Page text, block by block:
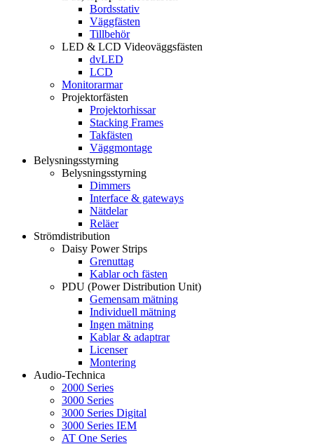
Bordsstativ
Väggfästen
Tillbehör
LED & LCD Videoväggsfästen
dvLED
LCD
Monitorarmar
Projektorfästen
Projektorhissar
Stacking Frames
Takfästen
Väggmontage
Belysningsstyrning
Belysningsstyrning
Dimmers
Interface & gateways
Nätdelar
Reläer
Strömdistribution
Daisy Power Strips
Grenuttag
Kablar och fästen
PDU (Power Distribution Unit)
Gemensam mätning
Individuell mätning
Ingen mätning
Kablar & adaptrar
Licenser
Montering
Audio-Technica
2000 Series
3000 Series
3000 Series Digital
3000 Series IEM
AT One Series